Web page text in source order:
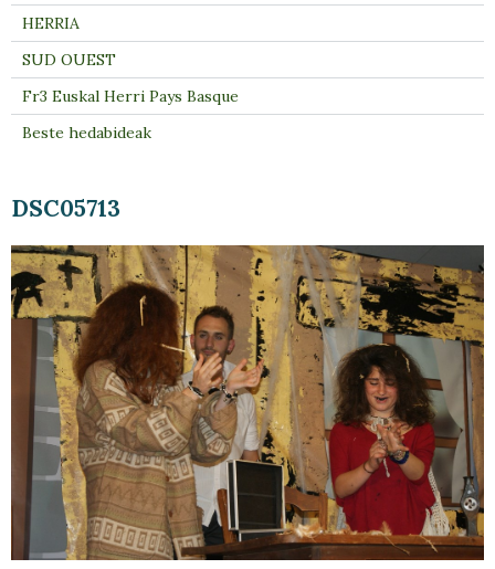
DSC05713
HERRIA
SUD OUEST
Fr3 Euskal Herri Pays Basque
Beste hedabideak